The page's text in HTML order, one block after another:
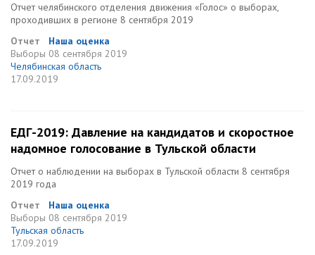
Отчет челябинского отделения движения «Голос» о выборах,
проходивших в регионе 8 сентября 2019
Отчет
Наша оценка
Выборы 08 сентября 2019
Челябинская область
17.09.2019
ЕДГ-2019: Давление на кандидатов и скоростное
надомное голосование в Тульской области
Отчет о наблюдении на выборах в Тульской области 8 сентября
2019 года
Отчет
Наша оценка
Выборы 08 сентября 2019
Тульская область
17.09.2019